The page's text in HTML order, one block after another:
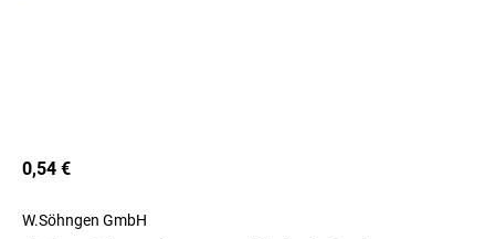
0,54 €
W.Söhngen GmbH